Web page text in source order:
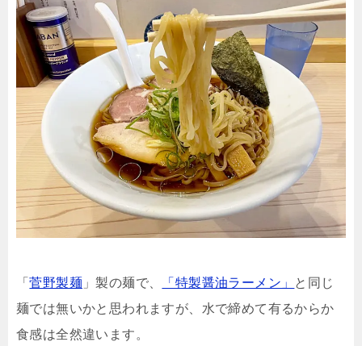
「菅野製麺 」製の麺で、 「特製醤油ラーメン」 と同じ
麺では無いかと思われますが、水で締めて有るからか
食感は全然違います。